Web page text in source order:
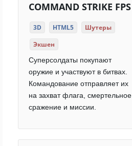
COMMAND STRIKE FPS
3D HTML5
Шутеры
Экшен
Суперсолдаты покупают
оружие и участвуют в битвах.
Командование отправляет их
на захват флага, смертельное
сражение и миссии.